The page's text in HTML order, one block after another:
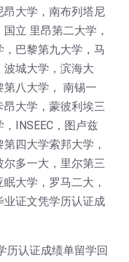
大学，南布列塔尼
立 里昂第二大学，
巴黎第九大学，马
城大学，滨海大
八大学， 南锡一
大学，蒙彼利埃三
INSEEC，图卢兹
四大学索邦大学，
多一大，里尔第三
大学，罗马二大，
证文凭学历认证成
历认证成绩单留学回